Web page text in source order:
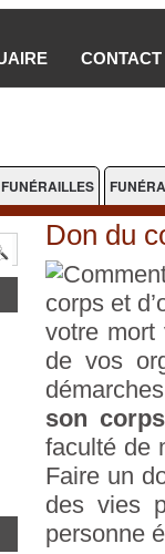
CONTACT
Don du
votre mort
de vos
son
faculté de
Faire un
des vies
personne